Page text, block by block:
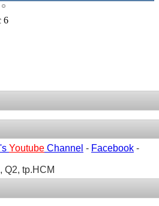
6
Youtube Channel - Facebook -
Q2, tp.HCM